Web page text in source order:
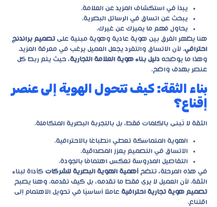
يبدأ في استكشاف المزيد عن العلامة.
يبحث عن اتساق في الرسائل البصرية.
يحاول فهم ما يميزك عن غيرك.
هنا يظهر الفرق بين هوية عادية وهوية مبنية على تصميم براندنج
احترافي. لأن الاتساق والتفرد يجعل العميل يرغب في معرفة المزيد.
وهذا ما يوضحه دليل بناء هوية العلامة التجارية، حيث يتم ربط كل
عنصر بهدف واضح.
بناء الثقة: كيف تتحول الهوية إلى عنصر
إقناع؟
الثقة لا تُبنى بالكلمات فقط، بل بالتجربة البصرية المتكاملة.
الهوية المتماسكة تعطي انطباعًا بالاحترافية.
الاتساق في التصميم يعزز المصداقية.
التفاصيل المدروسة تعكس اهتمامًا بالجودة.
في هذه المرحلة، تتضح أهمية الهوية البصرية للشركات كأداة لبناء
الثقة. لأن العميل لا يرى فقط ما تقدمه، بل كيف تقدمه. وهنا يصبح
تصميم هوية تجارية احترافية عاملًا أساسيًا في تحويل الاهتمام إلى
اقتناع.